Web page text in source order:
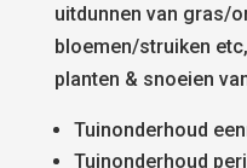
uitdunnen van gras/
bloemen/struiken
planten & snoeien
Tuinonderhoud
Tuinonderhoud